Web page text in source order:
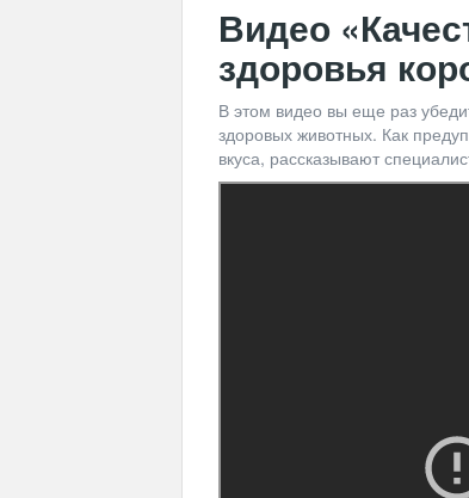
Видео
здоровья
В этом видео вы еще раз
здоровых животных. Как
вкуса, рассказывают